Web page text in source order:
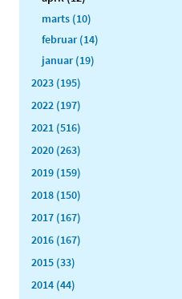
marts (10)
februar (14)
januar (19)
2023 (195)
2022 (197)
2021 (516)
2020 (263)
2019 (159)
2018 (150)
2017 (167)
2016 (167)
2015 (33)
2014 (44)